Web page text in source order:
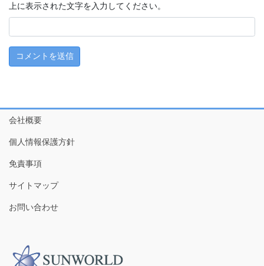
上に表示された文字を入力してください。
会社概要
個人情報保護方針
免責事項
サイトマップ
お問い合わせ